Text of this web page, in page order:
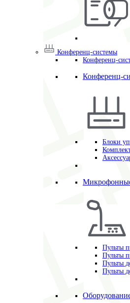
Конференц-системы
Конференц-
Конференц-
Блоки
Пульты
Пульты
Пульты
Пульты